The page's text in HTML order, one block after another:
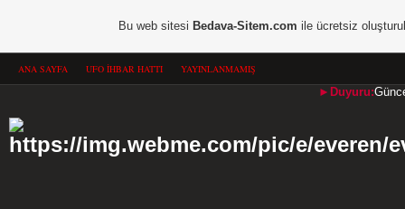
ANA SAYFA UFO İHBAR HATTI YAYINLANMAMIŞ
►Duyuru:
Bu web sitesi Bedava-Sitem.com ile ücretsiz